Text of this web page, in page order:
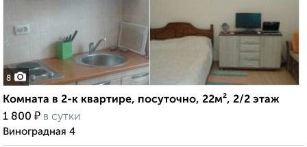
8
Комната в 2-к квартире, посуточно, 22м², 2/2 этаж
1 800 ₽ в сутки
Виноградная 4